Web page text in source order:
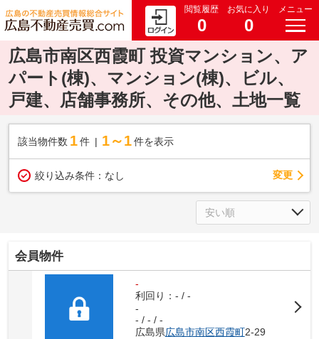
閲覧履歴
0
お気に入り
0
メニュー
広島市南区西霞町 投資マンション、ア
パート(棟)、マンション(棟)、ビル、
戸建、店舗事務所、その他、土地一覧
該当物件数 1件 1～1 件を表示
絞り込み条件： なし 変更
会員物件
-
利回り：- / -
-
- / - / -
広島県広島市南区西霞町2-29